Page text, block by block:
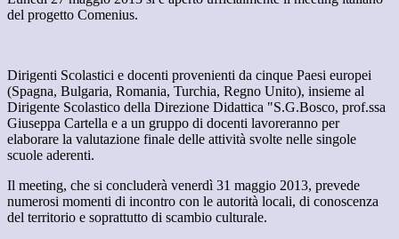
del progetto Comenius.
Dirigenti Scolastici e docenti provenienti da cinque Paesi europei
(Spagna, Bulgaria, Romania, Turchia, Regno Unito), insieme al
Dirigente Scolastico della Direzione Didattica "S.G.Bosco, prof.ssa
Giuseppa Cartella e a un gruppo di docenti lavoreranno per
elaborare la valutazione finale delle attività svolte nelle singole
scuole aderenti.
Il meeting, che si concluderà venerdì 31 maggio 2013, prevede
numerosi momenti di incontro con le autorità locali, di conoscenza
del territorio e soprattutto di scambio culturale.